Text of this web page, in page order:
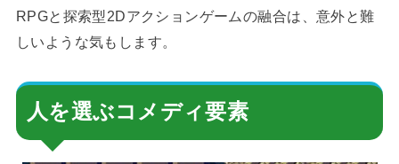
RPGと探索型2Dアクションゲームの融合は、意外と難
しいような気もします。
人を選ぶコメディ要素